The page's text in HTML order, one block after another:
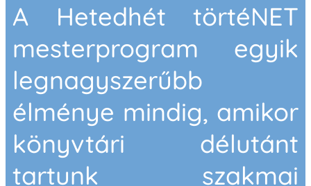
A Hetedhét törtéNET
mesterprogram egyik
legnagyszerűbb
élménye mindig, amikor
könyvtári délutánt
tartunk szakmai